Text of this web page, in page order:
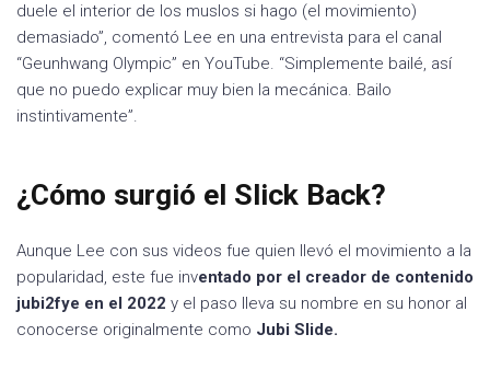
duele el interior de los muslos si hago (el movimiento)
demasiado”, comentó Lee en una entrevista para el canal
“Geunhwang Olympic” en YouTube. “Simplemente bailé, así
que no puedo explicar muy bien la mecánica. Bailo
instintivamente”.
¿Cómo surgió el Slick Back?
Aunque Lee con sus videos fue quien llevó el movimiento a la
popularidad, este fue inventado por el creador de contenido
jubi2fye en el 2022 y el paso lleva su nombre en su honor al
conocerse originalmente como Jubi Slide.